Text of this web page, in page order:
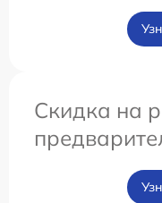
Скидка на